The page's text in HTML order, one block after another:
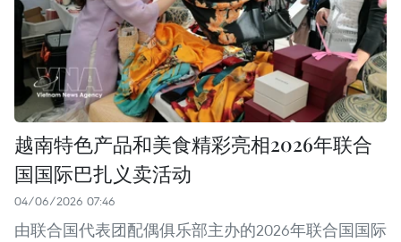
越南特色产品和美食精彩亮相2026年联合
国国际巴扎义卖活动
04/06/2026 07:46
由联合国代表团配偶俱乐部主办的2026年联合国国际